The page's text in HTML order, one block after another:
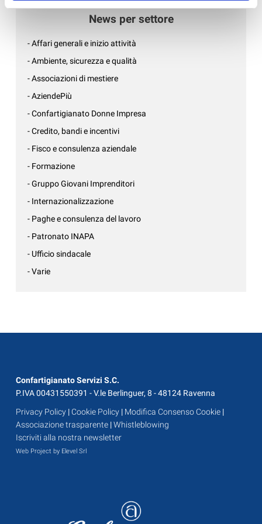
News per settore
- Affari generali e inizio attività
- Ambiente, sicurezza e qualità
- Associazioni di mestiere
- AziendePiù
- Confartigianato Donne Impresa
- Credito, bandi e incentivi
- Fisco e consulenza aziendale
- Formazione
- Gruppo Giovani Imprenditori
- Internazionalizzazione
- Paghe e consulenza del lavoro
- Patronato INAPA
- Ufficio sindacale
- Varie
Confartigianato Servizi S.C.
P.IVA 00431550391 - V.le Berlinguer, 8 - 48124 Ravenna
Privacy Policy |Cookie Policy | Modifica Consenso Cookie |
Associazione trasparente |Whistleblowing
Iscriviti alla nostra newsletter
Web Project by Elevel Srl